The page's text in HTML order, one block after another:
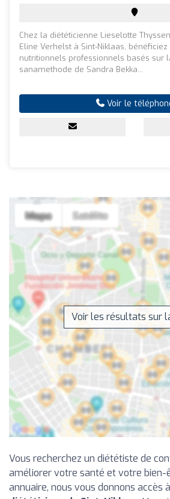
Chez la diététicienne Lieselotte
Eline Verhelst à Sint-Niklaas,
nutritionnels professionnels basés sur
sanamethode de Sandra Bekka...
Voir le
Voir les résultats sur
Vous recherchez un diététiste de
améliorer votre santé et votre bien-
annuaire, nous vous donnons accès